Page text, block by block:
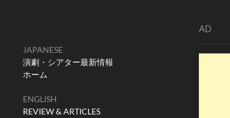
JAPANESE
演劇・シアター最新情報
ホーム
ENGLISH
REVIEW & ARTICLES
AD